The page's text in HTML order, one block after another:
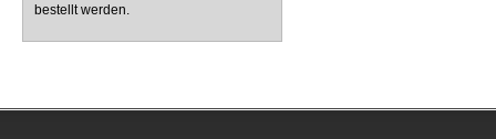
bestellt werden.